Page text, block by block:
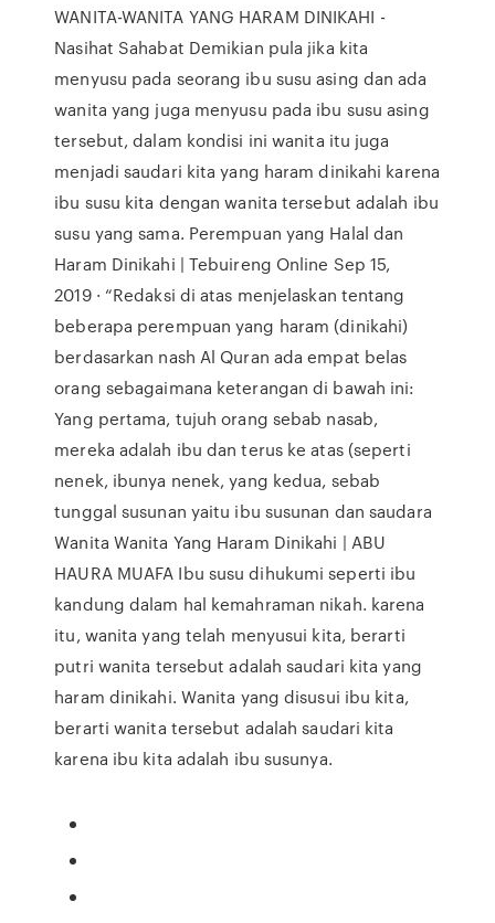
WANITA-WANITA YANG HARAM DINIKAHI -
Nasihat Sahabat Demikian pula jika kita
menyusu pada seorang ibu susu asing dan ada
wanita yang juga menyusu pada ibu susu asing
tersebut, dalam kondisi ini wanita itu juga
menjadi saudari kita yang haram dinikahi karena
ibu susu kita dengan wanita tersebut adalah ibu
susu yang sama. Perempuan yang Halal dan
Haram Dinikahi | Tebuireng Online Sep 15,
2019 · “Redaksi di atas menjelaskan tentang
beberapa perempuan yang haram (dinikahi)
berdasarkan nash Al Quran ada empat belas
orang sebagaimana keterangan di bawah ini:
Yang pertama, tujuh orang sebab nasab,
mereka adalah ibu dan terus ke atas (seperti
nenek, ibunya nenek, yang kedua, sebab
tunggal susunan yaitu ibu susunan dan saudara
Wanita Wanita Yang Haram Dinikahi | ABU
HAURA MUAFA Ibu susu dihukumi seperti ibu
kandung dalam hal kemahraman nikah. karena
itu, wanita yang telah menyusui kita, berarti
putri wanita tersebut adalah saudari kita yang
haram dinikahi. Wanita yang disusui ibu kita,
berarti wanita tersebut adalah saudari kita
karena ibu kita adalah ibu susunya.